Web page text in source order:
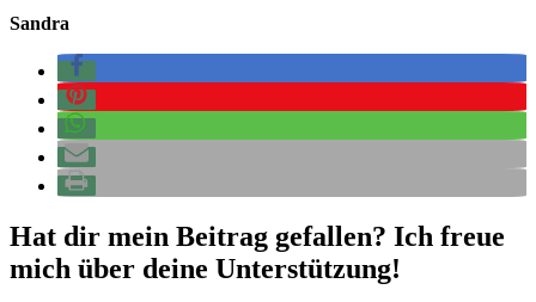
Sandra
Hat dir mein Beitrag gefallen? Ich freue
mich über deine Unterstützung!